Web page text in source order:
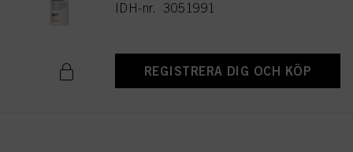
IDH-nr. 3051991
REGISTRERA DIG OCH KÖP